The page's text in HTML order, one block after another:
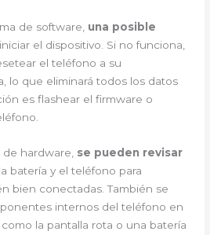
de software, una posible
el dispositivo. Si no funciona,
el teléfono a su
lo que eliminará todos los datos
es flashear el firmware o
hardware, se pueden revisar
batería y el teléfono para
bien conectadas. También se
internos del teléfono en
la pantalla rota o una batería